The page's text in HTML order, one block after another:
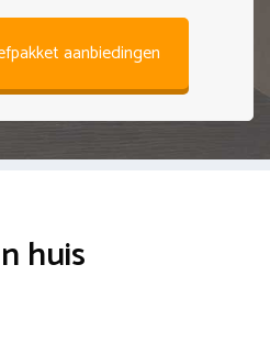
aanbiedingen
huis